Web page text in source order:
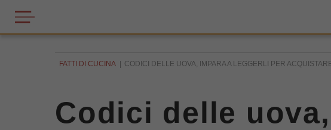
FATTI DI CUCINA CODICI DELLE UOVA, IMPARA A LEGGERLI PER
Codici delle